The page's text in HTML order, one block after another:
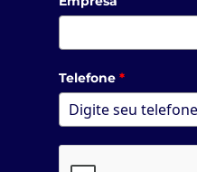
Telefone*